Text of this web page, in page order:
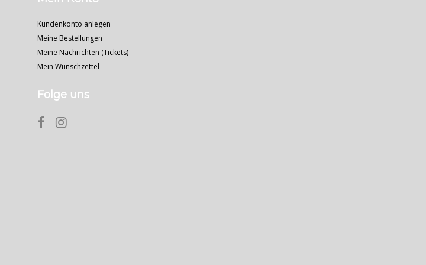
Kundenkonto anlegen
Meine Bestellungen
Meine Nachrichten (Tickets)
Mein Wunschzettel
Folge uns